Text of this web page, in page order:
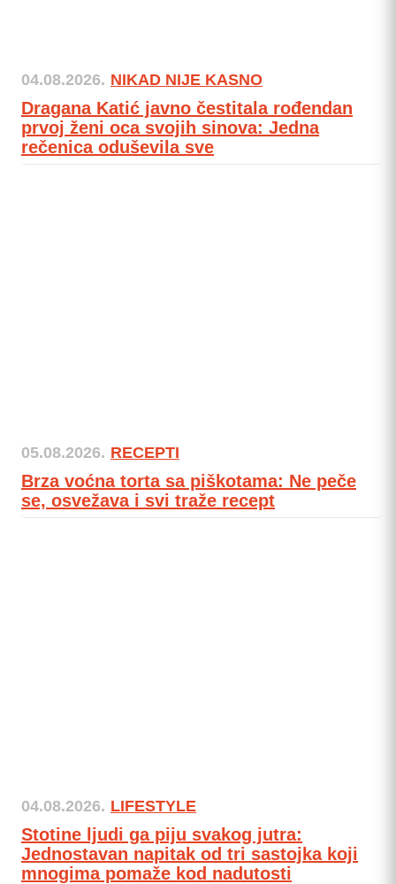
04.08.2026. NIKAD NIJE KASNO
Dragana Katić javno čestitala rođendan
prvoj ženi oca svojih sinova: Jedna
rečenica oduševila sve
05.08.2026. RECEPTI
Brza voćna torta sa piškotama: Ne peče
se, osvežava i svi traže recept
04.08.2026. LIFESTYLE
Stotine ljudi ga piju svakog jutra:
Jednostavan napitak od tri sastojka koji
mnogima pomaže kod nadutosti